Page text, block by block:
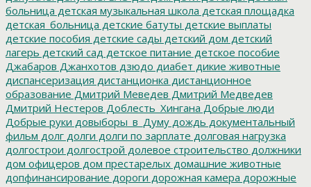
больница детская музыкальная школа детская площадка
детская_больница детские батуты детские выплаты
детские пособия детские сады детский дом детский
лагерь детский сад детское питание детское пособие
Джабаров Джанхотов дзюдо диабет дикие животные
диспансеризация дистанционка дистанционное
образование Дмитрий Меведев Дмитрий Медведев
Дмитрий Нестеров Доблесть_Хингана Добрые люди
Добрые руки довыборы_в_Думу дождь документальный
фильм долг долги долги по зарплате долговая нагрузка
долгострои долгострой долевое строительство должники
дом офицеров дом престарелых домашние животные
допфинансирование дороги дорожная камера дорожные